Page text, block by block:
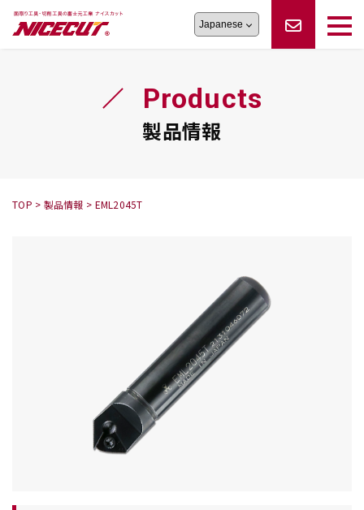
旋盤工具シリーズ
シリーズ
オーダー品依頼
フェイス・ショルダーシリーズかんたんオーダー
トラブルシューティング
ロックピンの逆ジメに注意
Products
製品情報
TOP > 製品情報 > EML2045T